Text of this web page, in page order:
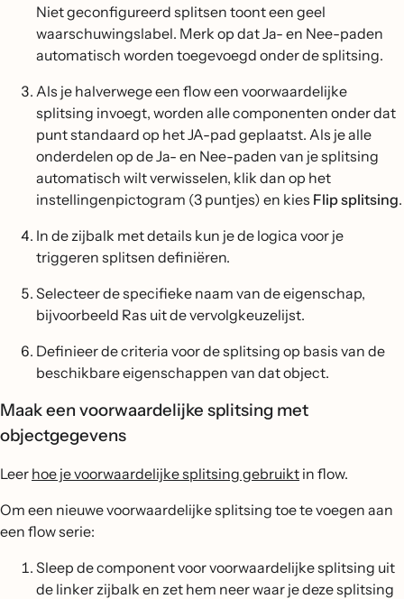
Niet geconfigureerd splitsen toont een geel
waarschuwingslabel. Merk op dat Ja- en Nee-paden
automatisch worden toegevoegd onder de splitsing.
Als je halverwege een flow een voorwaardelijke
splitsing invoegt, worden alle componenten onder dat
punt standaard op het JA-pad geplaatst. Als je alle
onderdelen op de Ja- en Nee-paden van je splitsing
automatisch wilt verwisselen, klik dan op het
instellingenpictogram (3 puntjes) en kies Flip splitsing.
In de zijbalk met details kun je de logica voor je
triggeren splitsen definiëren.
Selecteer de specifieke naam van de eigenschap,
bijvoorbeeld Ras uit de vervolgkeuzelijst.
Definieer de criteria voor de splitsing op basis van de
beschikbare eigenschappen van dat object.
Maak een voorwaardelijke splitsing met
objectgegevens
Leer hoe je voorwaardelijke splitsing gebruikt in flow.
Om een nieuwe voorwaardelijke splitsing toe te voegen aan
een flow serie:
Sleep de component voor voorwaardelijke splitsing uit
de linker zijbalk en zet hem neer waar je deze splitsing